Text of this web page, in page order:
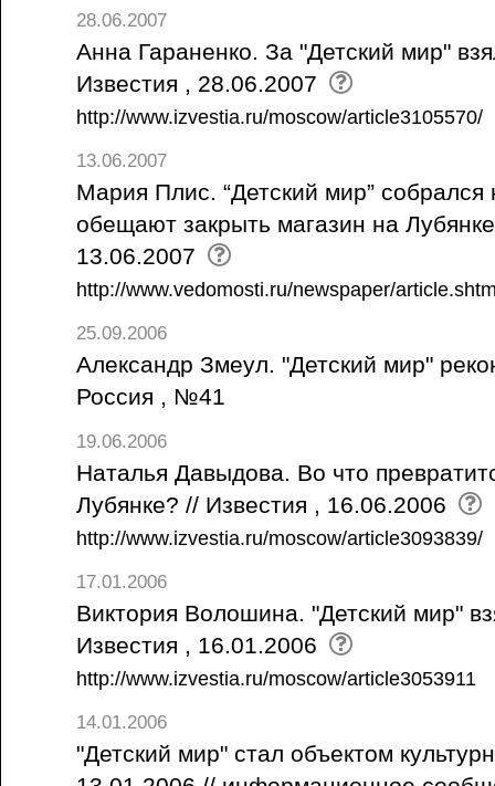
28.06.2007
Анна Гараненко. За "Детский мир"
Известия , 28.06.2007
http://www.izvestia.ru/moscow/article3105570/
13.06.2007
Мария Плис. “Детский мир”
обещают закрыть магазин на
13.06.2007
http://www.vedomosti.ru/newspaper/
25.09.2006
Александр Змеул. "Детский мир"
Россия , №41
19.06.2006
Наталья Давыдова. Во что
Лубянке? // Известия , 16.06.2006
http://www.izvestia.ru/moscow/article3093839/
17.01.2006
Виктория Волошина. "Детский мир"
Известия , 16.01.2006
http://www.izvestia.ru/moscow/article3053911
14.01.2006
"Детский мир" стал объектом